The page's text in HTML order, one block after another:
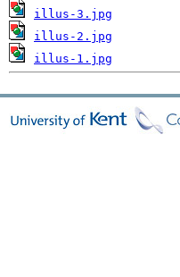
illus-3.jpg
illus-2.jpg
illus-1.jpg